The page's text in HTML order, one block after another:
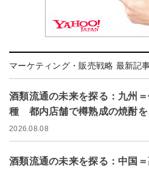
マーケティング・販売戦略 最新記
酒類流通の未来を探る：九州
種 都内店舗で樽熟成の焼酎
2026.08.08
酒類流通の未来を探る：中国